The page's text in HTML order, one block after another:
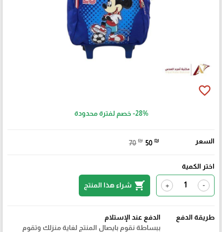
favorite_border
-28% خصم لفترة محدودة
السعر 70 ₪ 50 ₪
اختر الكمية
-
+
shopping_cart شراء هذا المنتج
طريقة الدفع
الدفع عند الإستلام
ببساطة نقوم بايصال المنتج لغاية منزلك وتقوم